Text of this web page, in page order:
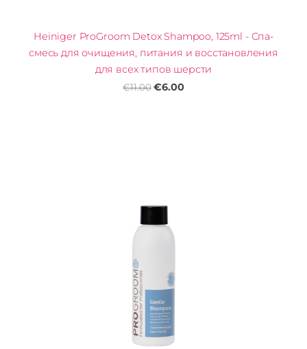
Heiniger ProGroom Detox Shampoo, 125ml - Спа-
смесь для очищения, питания и восстановления
для всех типов шерсти
€11.00 €6.00